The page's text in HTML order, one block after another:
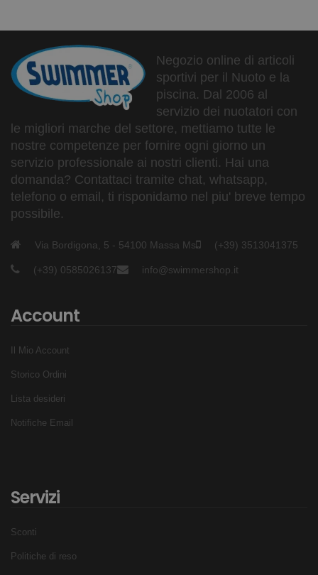
Negozio online di articoli
sportivi per il Nuoto e la
piscina. Dal 2006 al
servizio dei nuotatori con
le migliori marche del settore, mettiamo tutte le
nostre competenze per fornire ogni giorno un
servizio professionale ai nostri clienti. Hai una
domanda? Contattaci tramite chat, whatsapp,
telefono o email, ti risponidamo nel piu' breve tempo
possibile.
Via Bordigona, 5 - 54100 Massa Ms (+39) 3513041375
(+39) 0585026137 info@swimmershop.it
Account
Il Mio Account
Storico Ordini
Lista desideri
Notifiche Email
Servizi
Sconti
Politiche di reso